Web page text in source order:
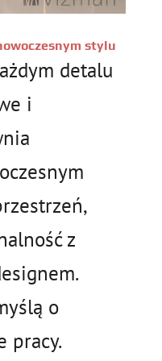
stylu
detalu
i
z
o
pracy.